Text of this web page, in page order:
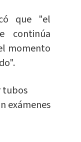
que "el
continúa
momento
tubos
exámenes